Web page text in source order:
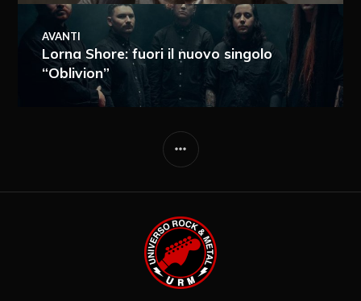
Ricevi i nuovi articoli via e-mail
Giornalmente
Ricevi i nuovi commenti via e-mail
Do il mio consenso affinché un
cookie salvi i miei dati (nome, e-mail,
sito web) per il prossimo commento.
AVANTI
Lorna Shore: fuori il nuovo singolo
“Oblivion”